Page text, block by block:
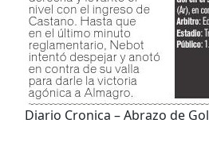
Diario Cronica – Abrazo de Gol